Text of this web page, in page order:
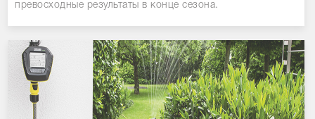
превосходные результаты в конце сезона.